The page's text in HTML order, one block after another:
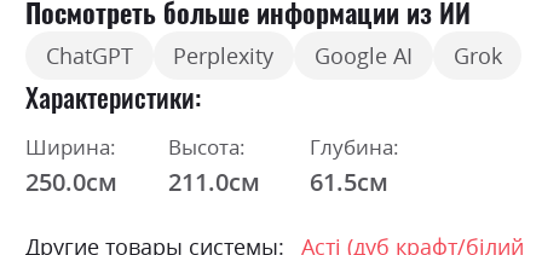
Посмотреть больше информации из ИИ
ChatGPT Perplexity Google AI Grok
Характеристики
Ширина:
250.0см
Высота:
211.0см
Глубина:
61.5см
Другие товары системы:
Асті (дуб крафт/білий